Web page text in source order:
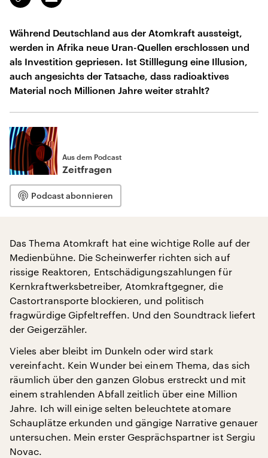
kopieren/teilen
Während Deutschland aus der Atomkraft aussteigt,
werden in Afrika neue Uran-Quellen erschlossen und
als Investition gepriesen. Ist Stilllegung eine Illusion,
auch angesichts der Tatsache, dass radioaktives
Material noch Millionen Jahre weiter strahlt?
Aus dem Podcast
Zeitfragen
Podcast abonnieren
Das Thema Atomkraft hat eine wichtige Rolle auf der
Medienbühne. Die Scheinwerfer richten sich auf
rissige Reaktoren, Entschädigungszahlungen für
Kernkraftwerksbetreiber, Atomkraftgegner, die
Castortransporte blockieren, und politisch
fragwürdige Gipfeltreffen. Und den Soundtrack liefert
der Geigerzähler.
Vieles aber bleibt im Dunkeln oder wird stark
vereinfacht. Kein Wunder bei einem Thema, das sich
räumlich über den ganzen Globus erstreckt und mit
einem strahlenden Abfall zeitlich über eine Million
Jahre. Ich will einige selten beleuchtete atomare
Schauplätze erkunden und gängige Narrative genauer
untersuchen. Mein erster Gesprächspartner ist Sergiu
Novac.